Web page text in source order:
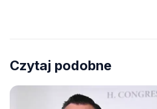
Czytaj podobne